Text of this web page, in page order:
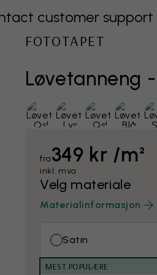
customer support
Løvetanneng
FOTOTAPET
fra349 kr /m²
inkl. mva
Velg materiale
Materialinformasjon
Satin
MEST POPULÆRE